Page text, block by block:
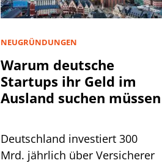
NEUGRÜNDUNGEN
Warum deutsche
Startups ihr Geld im
Ausland suchen müssen
Deutschland investiert 300
Mrd. jährlich über Versicherer